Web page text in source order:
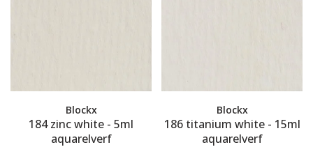
Blockx
184 zinc white - 5ml
aquarelverf
Blockx
186 titanium white - 15ml
aquarelverf